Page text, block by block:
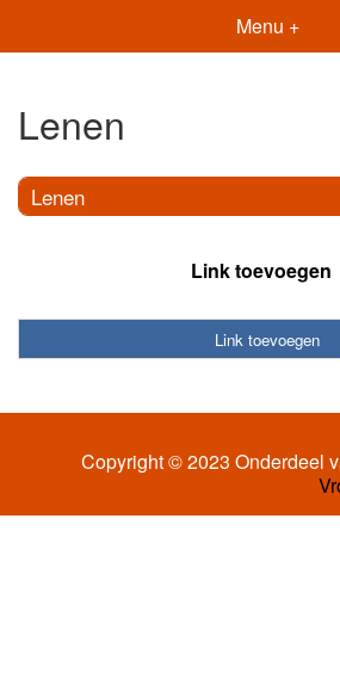
Menu +
Lenen
Lenen
Link toevoegen
Link toevoegen
Copyright © 2023 Onderdeel